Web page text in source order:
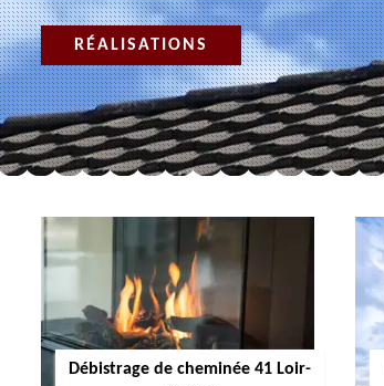
RÉALISATIONS
Débistrage de cheminée 41 Loir-